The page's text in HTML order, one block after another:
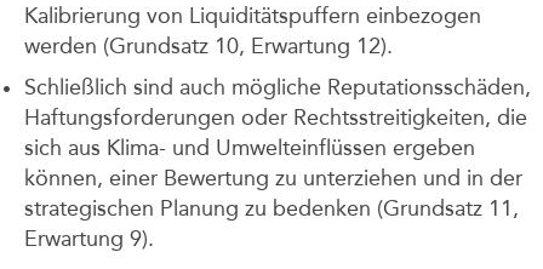
Kalibrierung von Liquiditätspuffern einbezogen
werden (Grundsatz 10, Erwartung 12).
Schließlich sind auch mögliche Reputationsschäden,
Haftungsforderungen oder Rechtsstreitigkeiten, die
sich aus Klima- und Umwelteinflüssen ergeben
können, einer Bewertung zu unterziehen und in der
strategischen Planung zu bedenken (Grundsatz 11,
Erwartung 9).